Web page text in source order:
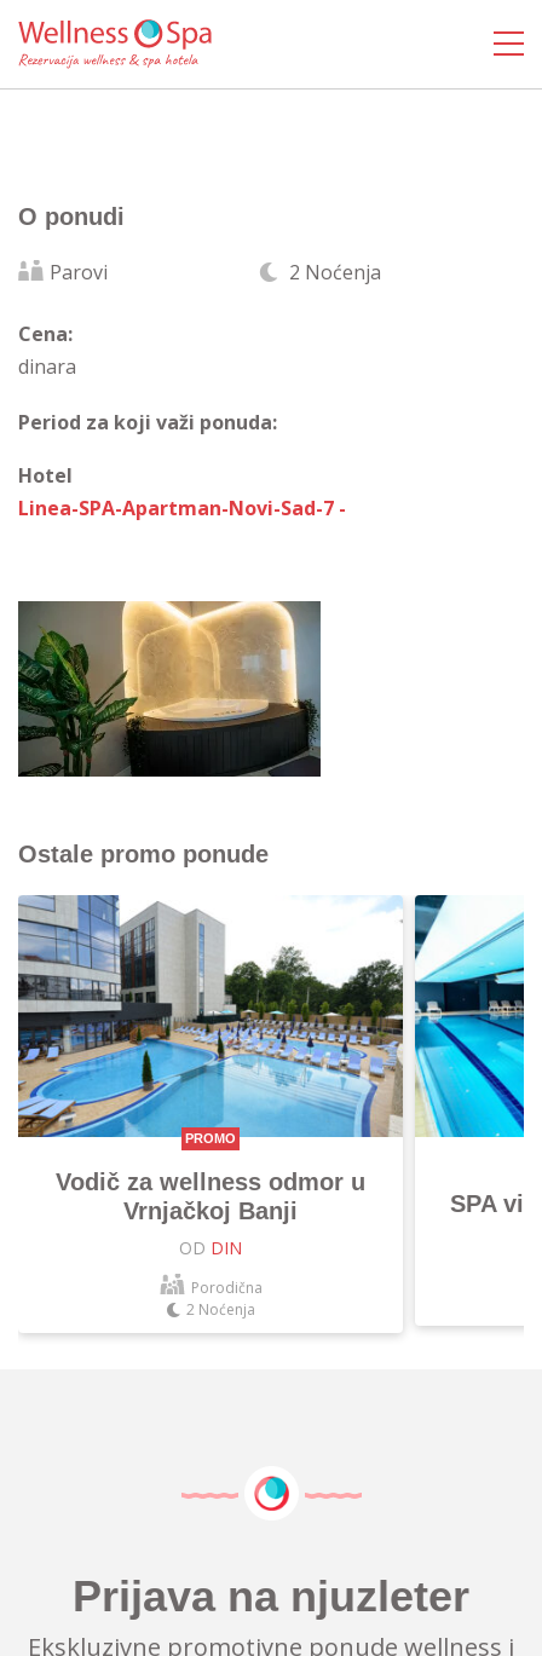
O ponudi
Parovi 2 Noćenja
Cena:
dinara
Period za koji važi ponuda:
Hotel
Linea-SPA-Apartman-Novi-Sad-7 -
Ostale promo ponude
PROMO
Vodič za wellness odmor u
Vrnjačkoj Banji
OD DIN
Porodična
2 Noćenja
SPA
Prijava na njuzleter
Ekskluzivne promotivne ponude wellness i